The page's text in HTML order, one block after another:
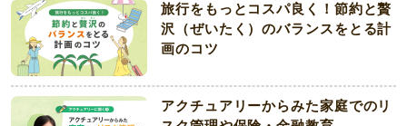
旅行をもっとコスパ良く！節約と贅
沢（ぜいたく）のバランスをとる計
画のコツ
アクチュアリーからみた家庭でのリ